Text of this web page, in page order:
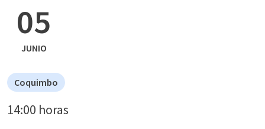
05
JUNIO
Coquimbo
14:00 horas